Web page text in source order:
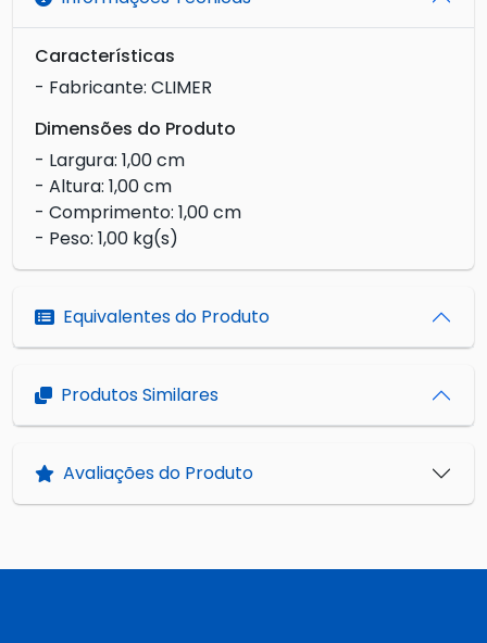
Características
- Fabricante: CLIMER
Dimensões do Produto
- Largura: 1,00 cm
- Altura: 1,00 cm
- Comprimento: 1,00 cm
- Peso: 1,00 kg(s)
Equivalentes do Produto
Produtos Similares
Avaliações do Produto